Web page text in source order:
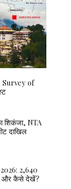
Survey of
शिकंजा, NTA
दाखिल
2,640
और कैसे देखें?